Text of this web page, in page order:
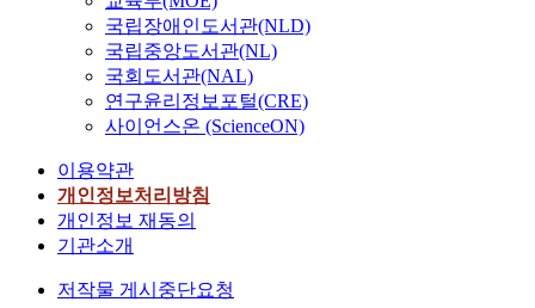
국립장애인도서관(NLD)
국립중앙도서관(NL)
국회도서관(NAL)
연구윤리정보포털(CRE)
사이언스온 (ScienceON)
이용약관
개인정보처리방침
개인정보 재동의
기관소개
저작물 게시중단요청